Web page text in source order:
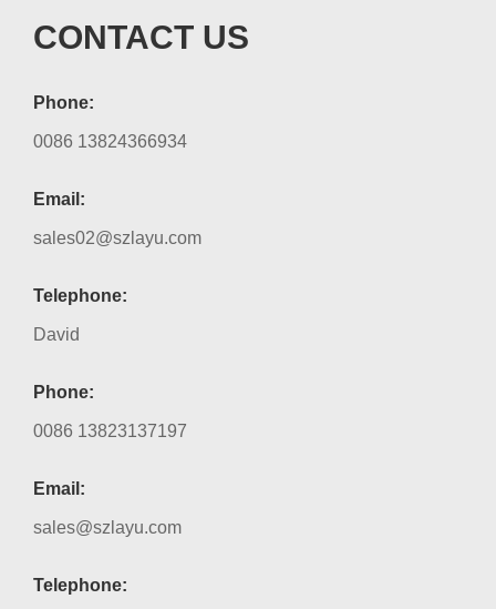
CONTACT US
Phone:
0086 13824366934
Email:
sales02@szlayu.com
Telephone:
David
Phone:
0086 13823137197
Email:
sales@szlayu.com
Telephone: